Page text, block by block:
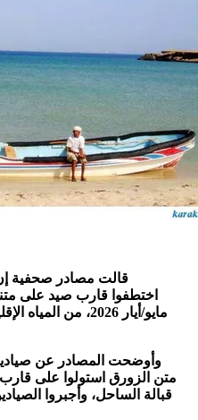
قالت مصادر صحفية
مايو/أيار 2026، من
وأوضحت المصادر عن
متن الزورق استولوا على
قبالة الساحل، وأجبروا